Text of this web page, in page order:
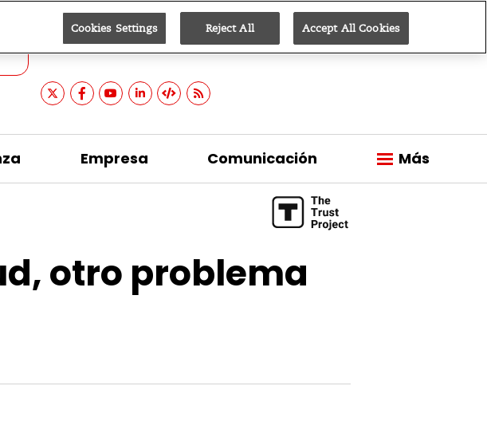
Buscar Suscribirse
Empresa Comunicación Más
otro problema
Cookies Settings Reject All Accept All Cookies